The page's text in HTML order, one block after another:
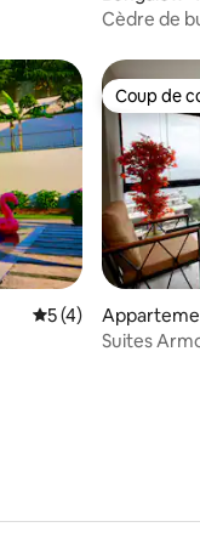
Cèdre de
Note moyenne de 5
5 (4)
Coup de
Coup de
Suites